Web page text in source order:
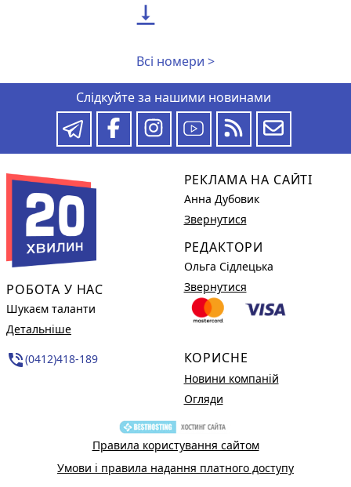

Всі номери >
Слідкуйте за нашими новинами
РОБОТА У НАС
Шукаєм таланти
Детальніше
phone_in_talk(0412)418-189
РЕКЛАМА НА САЙТІ
Анна Дубовик
Звернутися
РЕДАКТОРИ
Ольга Сідлецька
Звернутися
КОРИСНЕ
Новини компаній
Огляди
Правила користування сайтом
Умови і правила надання платного доступу